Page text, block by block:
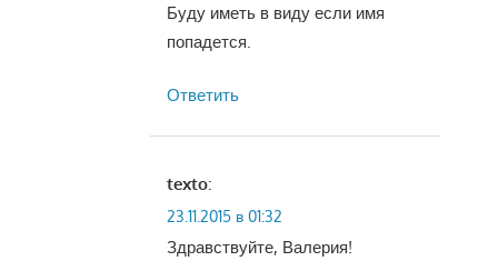
Буду иметь в виду если имя
попадется.
Ответить
texto:
23.11.2015 в 01:32
Здравствуйте, Валерия!